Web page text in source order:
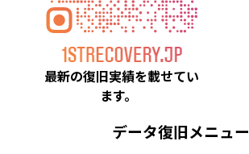
最新の復旧実績を載せてい
ます。
データ復旧メニュー